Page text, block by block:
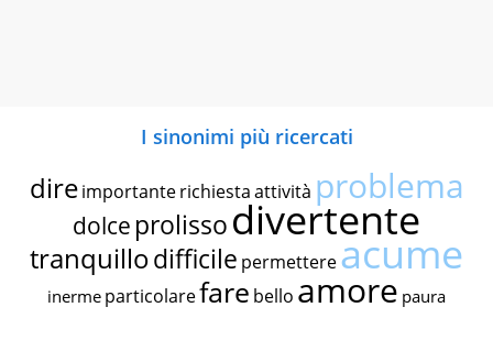
I sinonimi più ricercati
dire importante richiestaattività problema
dolce prolissodivertente
tranquillodifficile permettereacume
inerme particolarefare bello amore paura